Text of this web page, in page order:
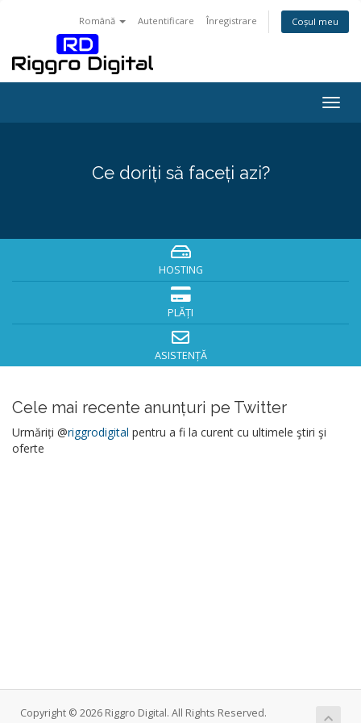
Română Autentificare Înregistrare Coșul meu
Ce doriți să faceți azi?
HOSTING
PLĂȚI
ASISTENȚĂ
Cele mai recente anunțuri pe Twitter
Urmăriți @riggrodigital pentru a fi la curent cu ultimele ştiri şi
oferte
Copyright © 2026 Riggro Digital. All Rights Reserved.